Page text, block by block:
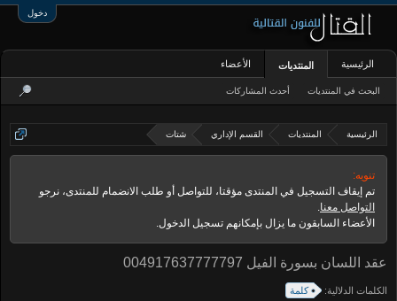
دخول
الرئيسية المنتديات القسم الإداري شتات
تنويه:
تم إيقاف التسجيل في المنتدى مؤقتا، للتواصل أو طلب الانضمام للمنتدى، نرجو
التواصل معنا.
الأعضاء السابقون ما يزال بإمكانهم تسجيل الدخول.
عقد اللسان بسورة الفيل 004917637777797
الكلمات الدلالية: كلمة
الرئيسية المنتديات
البحث في المنتديات أحدث المشاركات
الأعضاء